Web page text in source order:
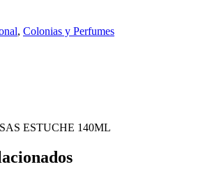
, Colonias y Perfumes
ESTUCHE 140ML